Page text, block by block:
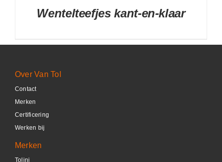
Wentelteefjes kant-en-klaar
Over Van Tol
Contact
Merken
Certificering
Werken bij
Merken
Tolini